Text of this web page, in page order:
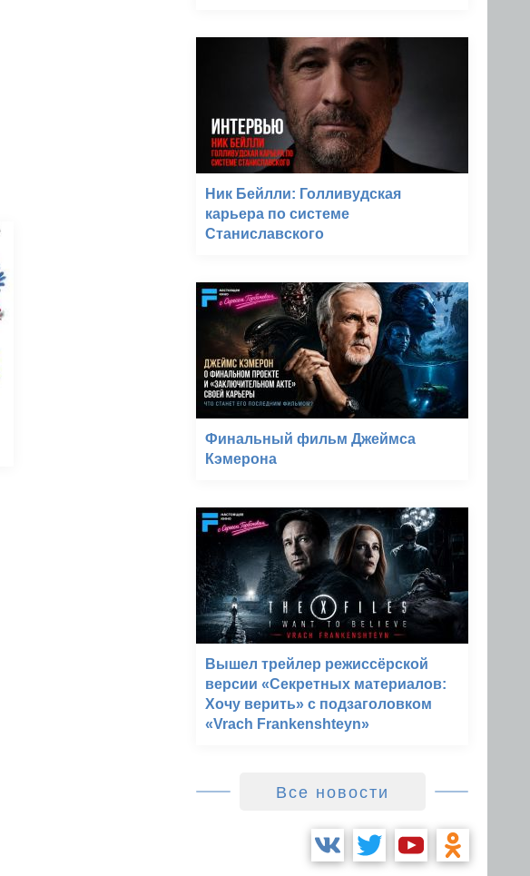
Ник Бейлли: Голливудская
карьера по системе
Станиславского
Финальный фильм Джеймса
Кэмерона
Вышел трейлер режиссёрской
версии «Секретных материалов:
Хочу верить» с подзаголовком
«Vrach Frankenshteyn»
Все новости